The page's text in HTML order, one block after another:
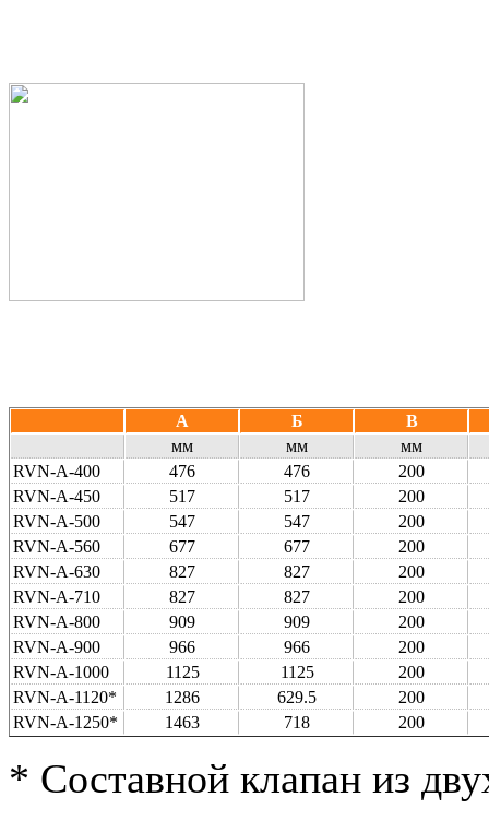
А Б
В
мм
мм
мм
RVN-A-400
476 476
200
RVN-A-450
517 517
200
RVN-A-500
547 547
200
RVN-A-560
677 677
200
RVN-A-630
827 827
200
RVN-A-710
827 827
200
RVN-A-800
909 909
200
RVN-A-900
966 966
200
RVN-A-1000
1125 1125
200
RVN-A-1120*
1286 629.5
200
RVN-A-1250*
1463 718 200
* Составной клапан из